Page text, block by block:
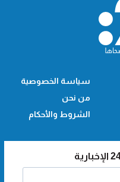
سياسة الخصوصية
من نحن
الشروط والأحكام